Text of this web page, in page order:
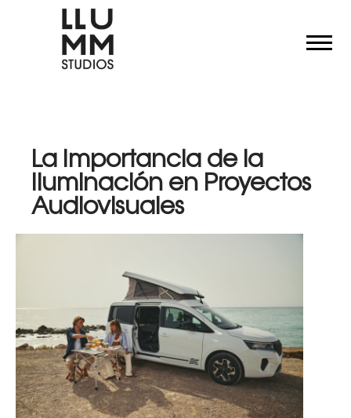
La Importancia de la
Iluminación en Proyectos
Audiovisuales